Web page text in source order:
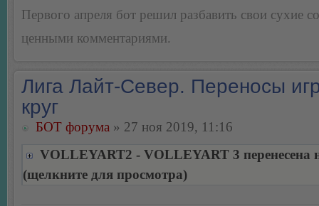
Первого апреля бот решил разбавить свои сухие
ценными комментариями.
Лига Лайт-Север. Переносы
круг
БОТ форума » 27 ноя 2019, 11:16
VOLLEYART2 - VOLLEYART 3 перенесена
(щелкните для просмотра)